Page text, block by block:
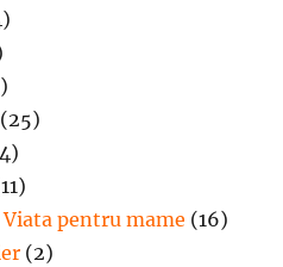
(25)
pentru mame (16)
(2)